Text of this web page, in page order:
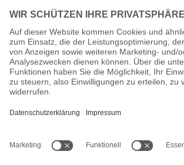
ggf. Nachnahmegebühren, wenn nicht anders